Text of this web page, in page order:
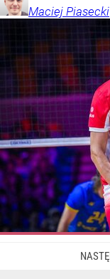
Maciej Piasecki